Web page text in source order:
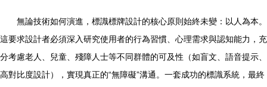
無論技術如何演進，標識標牌設計的核心原則始終未變：以人為本。
這要求設計者必須深入研究使用者的行為習慣、心理需求與認知能力，充
分考慮老人、兒童、殘障人士等不同群體的可及性（如盲文、語音提示、
高對比度設計），實現真正的“無障礙”溝通。一套成功的標識系統，最終